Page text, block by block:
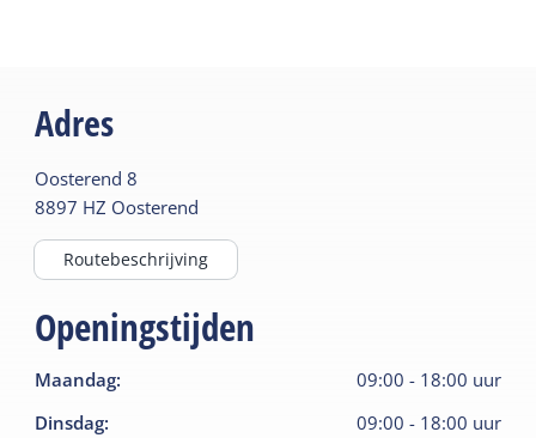
Adres
Oosterend 8
8897 HZ Oosterend
Routebeschrijving
Openingstijden
Maandag: 09:00 - 18:00 uur
Dinsdag: 09:00 - 18:00 uur